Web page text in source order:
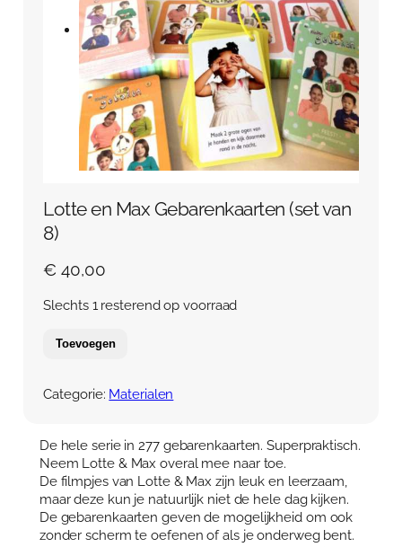
Over Anja Lutz
Blog en Downloads
Aanbod
Themaboeken
Gespreks- en reflectiesets
Aanbod
Winkelwagen
Mijn account
Contact
Contact
Lotte en Max Gebarenkaarten (set van
8)
€ 40,00
Slechts 1 resterend op voorraad
Toevoegen
Categorie: Materialen
De hele serie in 277 gebarenkaarten. Superpraktisch.
Neem Lotte & Max overal mee naar toe.
De filmpjes van Lotte & Max zijn leuk en leerzaam,
maar deze kun je natuurlijk niet de hele dag kijken.
De gebarenkaarten geven de mogelijkheid om ook
zonder scherm te oefenen of als je onderweg bent.